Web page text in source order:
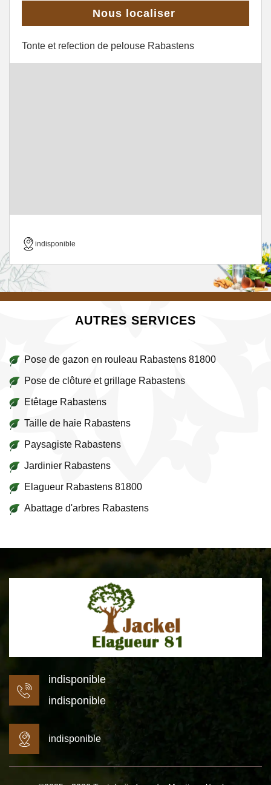
Nous localiser
Tonte et refection de pelouse Rabastens
indisponible
AUTRES SERVICES
Pose de gazon en rouleau Rabastens 81800
Pose de clôture et grillage Rabastens
Etêtage Rabastens
Taille de haie Rabastens
Paysagiste Rabastens
Jardinier Rabastens
Elagueur Rabastens 81800
Abattage d'arbres Rabastens
indisponible
indisponible
indisponible